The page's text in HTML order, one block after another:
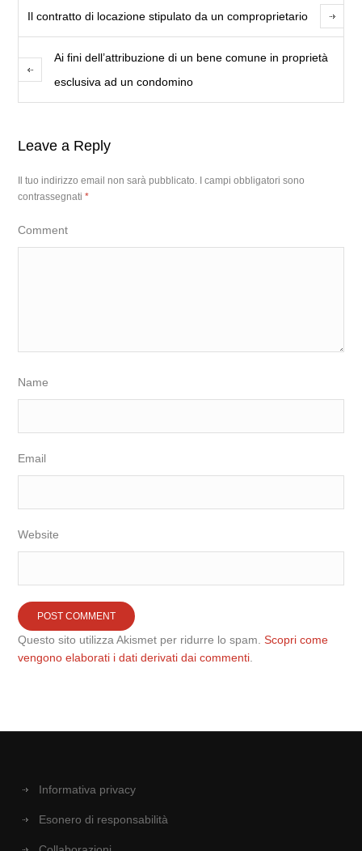
Il contratto di locazione stipulato da un comproprietario
Ai fini dell’attribuzione di un bene comune in proprietà
esclusiva ad un condomino
Leave a Reply
Il tuo indirizzo email non sarà pubblicato.
I campi obbligatori sono
contrassegnati*
Comment
Name
Email
Website
Questo sito utilizza Akismet per ridurre lo spam.Scopri come
vengono elaborati i dati derivati dai commenti
Informativa privacy
Esonero di responsabilità